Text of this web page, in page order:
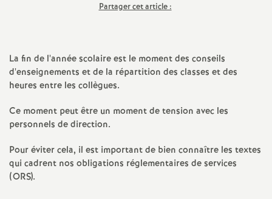
a
t
i
o
n
Partager cet article :
La fin de l'année scolaire est le moment des conseils
d'enseignements et de la répartition des classes et des
heures entre les collègues.
Ce moment peut être un moment de tension avec les
personnels de direction.
Pour éviter cela, il est important de bien connaître les textes
qui cadrent nos obligations réglementaires de services
(ORS).